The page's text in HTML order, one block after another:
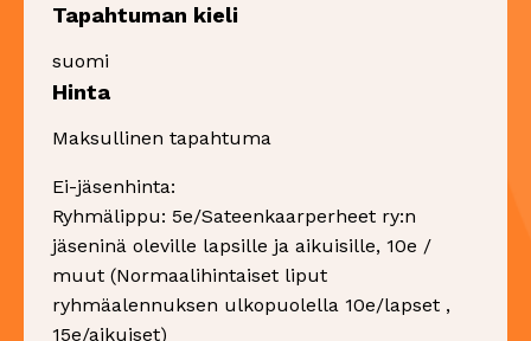
Tapahtuman kieli
suomi
Hinta
Maksullinen tapahtuma
Ei-jäsenhinta:
Ryhmälippu: 5e/Sateenkaarperheet ry:n
jäseninä oleville lapsille ja aikuisille, 10e /
muut (Normaalihintaiset liput
ryhmäalennuksen ulkopuolella 10e/lapset ,
15e/aikuiset)